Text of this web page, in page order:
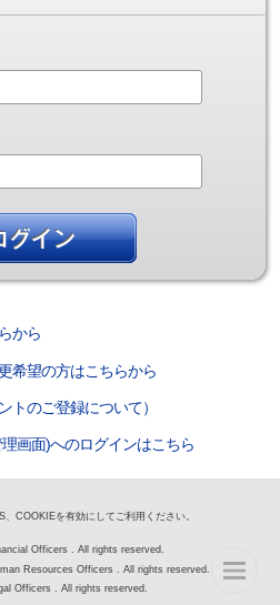
から
希望の方はこちらから
トのご登録について）
画面)へのログインはこちら
COOKIEを有効にしてご利用ください。
Officers . All rights reserved.
Resources Officers . All rights reserved.
Officers . All rights reserved.